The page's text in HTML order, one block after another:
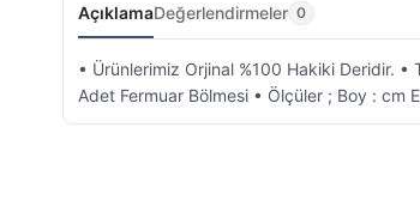
AçıklamaDeğerlendirmeler 0
• Ürünlerimiz Orjinal %100 Hakiki Deridir. •
Adet Fermuar Bölmesi • Ölçüler ; Boy : cm